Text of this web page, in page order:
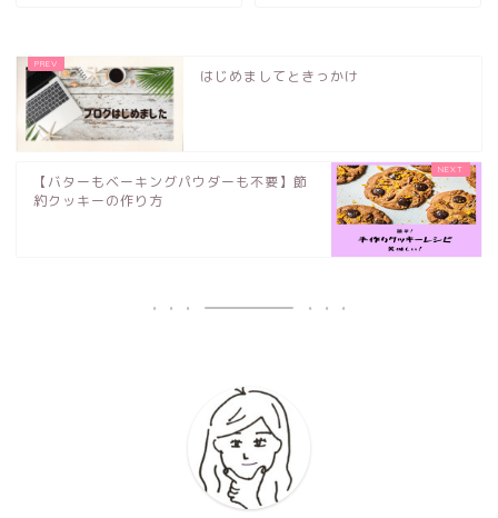
はじめましてときっかけ
【バターもベーキングパウダーも不要】節
約クッキーの作り方